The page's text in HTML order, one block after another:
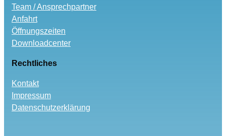
Team / Ansprechpartner
Anfahrt
Öffnungszeiten
Downloadcenter
Rechtliches
Kontakt
Impressum
Datenschutzerklärung